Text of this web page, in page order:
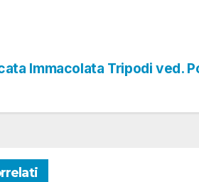
Immacolata Tripodi ved.